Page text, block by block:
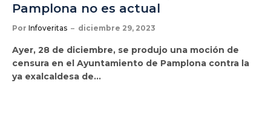
Pamplona no es actual
Por Infoveritas diciembre 29, 2023
Ayer, 28 de diciembre, se produjo una moción de
censura en el Ayuntamiento de Pamplona contra la
ya exalcaldesa de…